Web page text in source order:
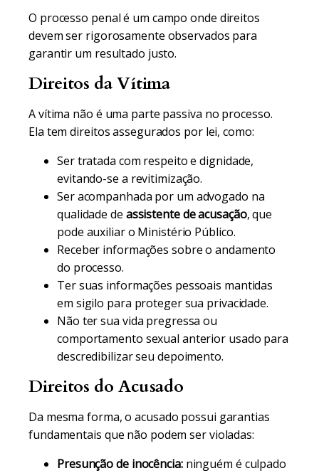
O processo penal é um campo onde direitos
devem ser rigorosamente observados para
garantir um resultado justo.
Direitos da Vítima
A vítima não é uma parte passiva no processo.
Ela tem direitos assegurados por lei, como:
Ser tratada com respeito e dignidade,
evitando-se a revitimização.
Ser acompanhada por um advogado na
qualidade de assistente de acusação, que
pode auxiliar o Ministério Público.
Receber informações sobre o andamento
do processo.
Ter suas informações pessoais mantidas
em sigilo para proteger sua privacidade.
Não ter sua vida pregressa ou
comportamento sexual anterior usado para
descredibilizar seu depoimento.
Direitos do Acusado
Da mesma forma, o acusado possui garantias
fundamentais que não podem ser violadas:
Presunção de inocência:ninguém é culpado